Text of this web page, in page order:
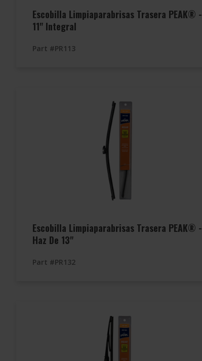
Escobilla Limpiaparabrisas Trasera PEAK® -
11" Integral
Part #PR113
Escobilla Limpiaparabrisas Trasera PEAK® -
Haz De 13"
Part #PR132